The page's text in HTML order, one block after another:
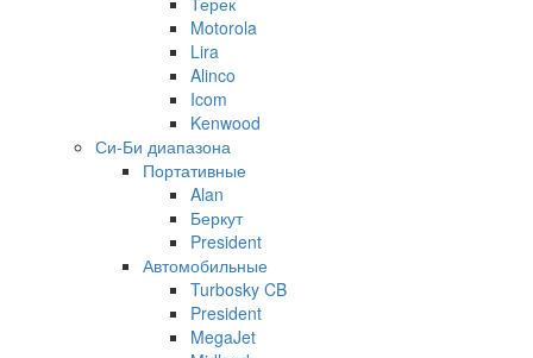
Motorola
Lira
Alinco
Icom
Kenwood
Си-Би диапазона
Портативные
Alan
Беркут
President
Автомобильные
Turbosky CB
President
MegaJet